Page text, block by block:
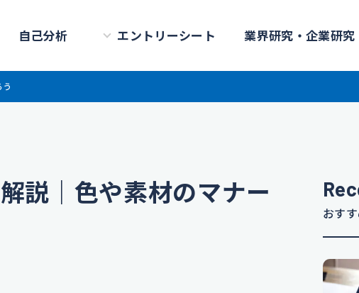
自己分析 エントリーシート 業界研究・企業研究
説｜色や素材のマナー
おす